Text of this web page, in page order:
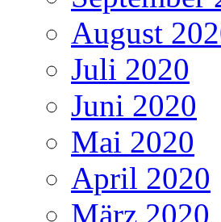
August
Juli 2020
Juni 2020
Mai 2020
April 2020
März 2020